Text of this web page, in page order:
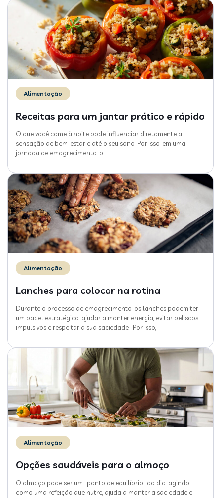
Alimentação
Receitas para um jantar prático e rápido
O que você come à noite pode influenciar diretamente a
sensação de bem-estar e até o seu sono. Por isso, em uma
jornada de emagrecimento, o
Alimentação
Lanches para colocar na rotina
Durante o processo de emagrecimento, os lanches podem ter
um papel estratégico: ajudar a manter energia, evitar beliscos
impulsivos e respeitar a sua saciedade. Por isso,
Alimentação
Opções saudáveis para o almoço
O almoço pode ser um “ponto de equilíbrio” do dia, agindo
como uma refeição que nutre, ajuda a manter a saciedade e